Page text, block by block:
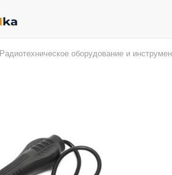
Радиотехническое оборудование и